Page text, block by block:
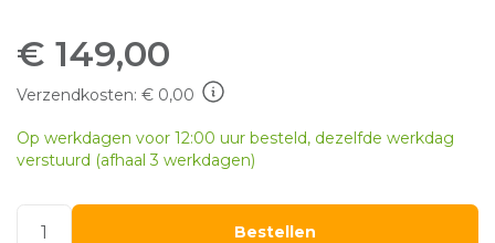
€ 149,00
Verzendkosten: € 0,00
Op werkdagen voor 12:00 uur besteld, dezelfde werkdag
verstuurd (afhaal 3 werkdagen)
Bestellen